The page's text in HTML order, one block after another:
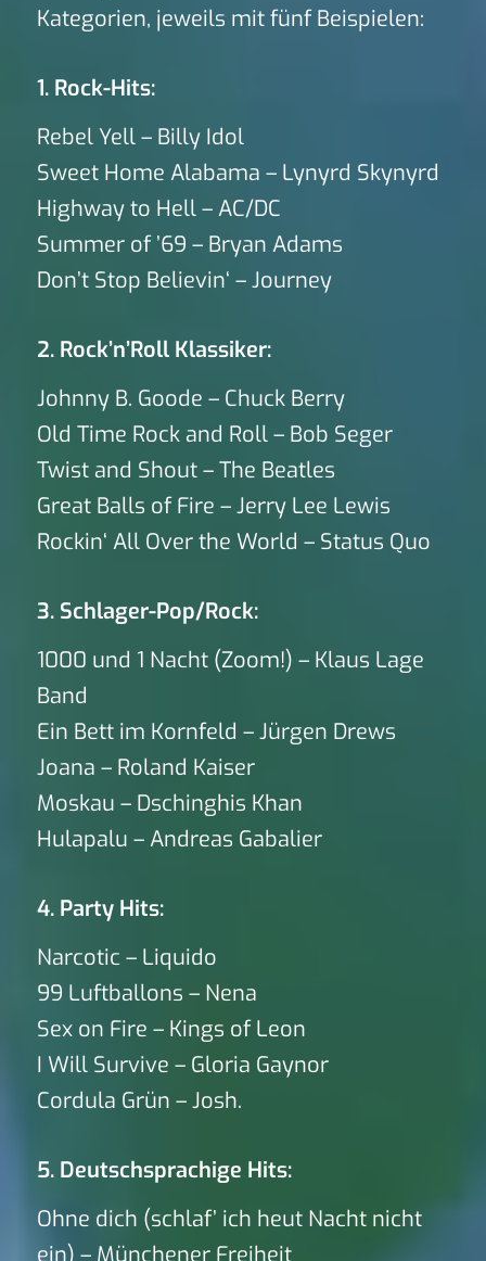
Kategorien, jeweils mit fünf Beispielen:
1. Rock-Hits:
Rebel Yell – Billy Idol
Sweet Home Alabama – Lynyrd Skynyrd
Highway to Hell – AC/DC
Summer of ’69 – Bryan Adams
Don’t Stop Believin‘ – Journey
2. Rock’n’Roll Klassiker:
Johnny B. Goode – Chuck Berry
Old Time Rock and Roll – Bob Seger
Twist and Shout – The Beatles
Great Balls of Fire – Jerry Lee Lewis
Rockin‘ All Over the World – Status Quo
3. Schlager-Pop/Rock:
1000 und 1 Nacht (Zoom!) – Klaus Lage
Band
Ein Bett im Kornfeld – Jürgen Drews
Joana – Roland Kaiser
Moskau – Dschinghis Khan
Hulapalu – Andreas Gabalier
4. Party Hits:
Narcotic – Liquido
99 Luftballons – Nena
Sex on Fire – Kings of Leon
I Will Survive – Gloria Gaynor
Cordula Grün – Josh.
5. Deutschsprachige Hits:
Ohne dich (schlaf’ ich heut Nacht nicht